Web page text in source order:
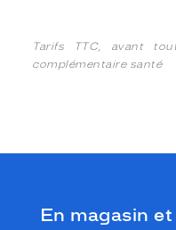
Tarifs TTC, avant
complémentaire santé
En magasin